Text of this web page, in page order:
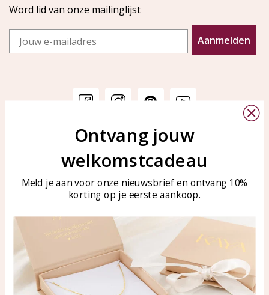
Word lid van onze mailinglijst
Email
Aanmelden
Veelgestelde vragen
Sieraden onderhouden
KAYA Sieraden
Bellen of WhatsApp Ma-Vr
Tel: 0850003187
WhatsApp: 0850003187
klantenservice@kayasierade
Producten KAYA Sieraden
Ontvang jouw
welkomstcadeau
Meld je aan voor onze nieuwsbrief en ontvang 10%
korting op je eerste aankoop.